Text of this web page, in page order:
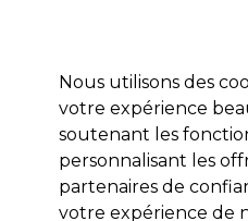
Marques Bons plans Coiffure
Livraison
lire la
Nous utilisons des
votre expérience
soutenant les
personnalisant les
partenaires de
votre expérience de